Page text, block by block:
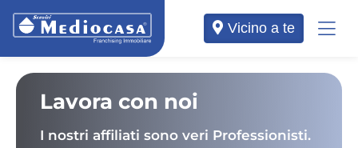
Vicino a te
Lavora con noi
I nostri affiliati sono veri Professionisti.